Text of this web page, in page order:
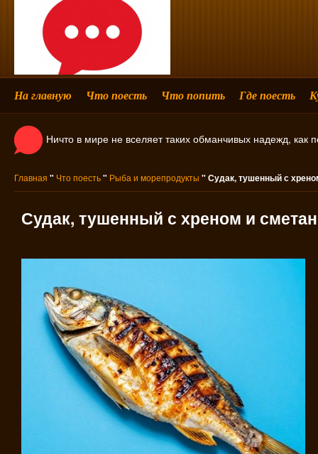
На главную Что поесть Что попить Где поесть
Ничто в мире не вселяет таких обманчивых надежд, как
Главная " Что поесть" Рыба и морепродукты " Судак, тушенный с
Судак, тушенный с хреном и